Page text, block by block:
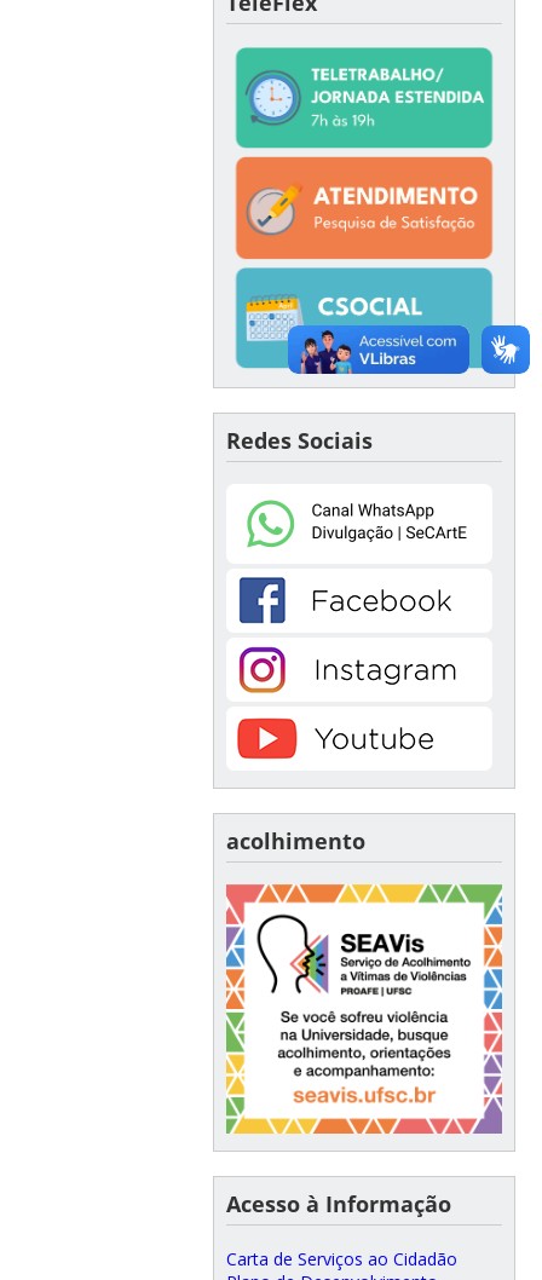
Redes Sociais
acolhimento
Acesso à Informação
Carta de Serviços ao Cidadão